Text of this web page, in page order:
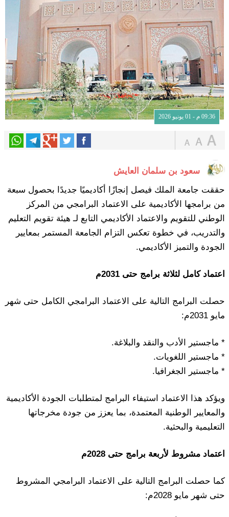
09:36 م - 01 يونيو 2026
سعود بن سلمان العايش
حققت جامعة الملك فيصل إنجازًا أكاديميًا جديدًا بحصول سبعة
من برامجها الأكاديمية على الاعتماد البرامجي من المركز
الوطني للتقويم والاعتماد الأكاديمي التابع لـ هيئة تقويم التعليم
والتدريب، في خطوة تعكس التزام الجامعة المستمر بمعايير
الجودة والتميز الأكاديمي.
اعتماد كامل لثلاثة برامج حتى 2031م
حصلت البرامج التالية على الاعتماد البرامجي الكامل حتى شهر
مايو 2031م:
* ماجستير الأدب والنقد والبلاغة.
* ماجستير اللغويات.
* ماجستير الجغرافيا.
ويؤكد هذا الاعتماد استيفاء البرامج لمتطلبات الجودة الأكاديمية
والمعايير الوطنية المعتمدة، بما يعزز من جودة مخرجاتها
التعليمية والبحثية.
اعتماد مشروط لأربعة برامج حتى 2028م
كما حصلت البرامج التالية على الاعتماد البرامجي المشروط
حتى شهر مايو 2028م: